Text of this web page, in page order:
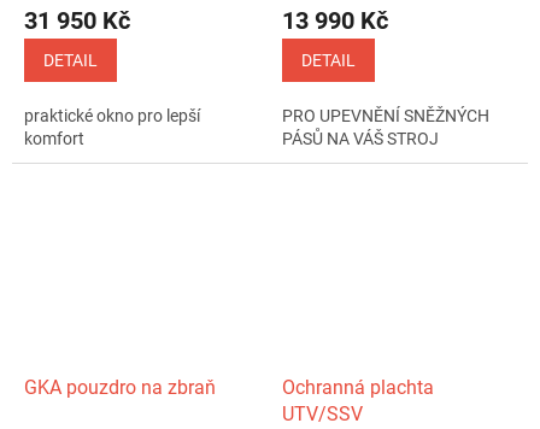
31 950 Kč
DETAIL
praktické okno pro lepší
komfort
13 990 Kč
DETAIL
PRO UPEVNĚNÍ SNĚŽNÝCH
PÁSŮ NA VÁŠ STROJ
GKA pouzdro na zbraň
Ochranná plachta
UTV/SSV